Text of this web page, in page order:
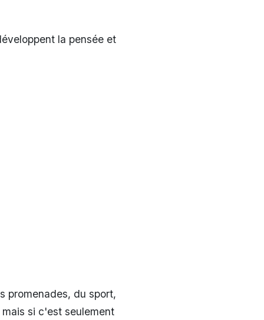
la pensée et
promenades, du sport,
si c'est seulement